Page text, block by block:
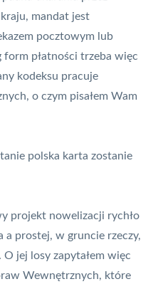
mandat jest
pocztowym lub
płatności trzeba więc
kodeksu pracuje
o czym pisałem Wam
polska karta zostanie
projekt nowelizacji rychło
a prostej, w gruncie rzeczy,
jej losy zapytałem więc
Wewnętrznych, które